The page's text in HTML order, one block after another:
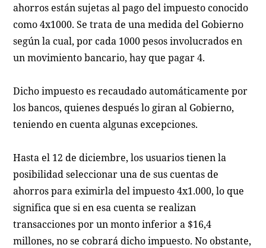
ahorros están sujetas al pago del impuesto conocido
como 4x1000. Se trata de una medida del Gobierno
según la cual, por cada 1000 pesos involucrados en
un movimiento bancario, hay que pagar 4.
Dicho impuesto es recaudado automáticamente por
los bancos, quienes después lo giran al Gobierno,
teniendo en cuenta algunas excepciones.
Hasta el 12 de diciembre, los usuarios tienen la
posibilidad seleccionar una de sus cuentas de
ahorros para eximirla del impuesto 4x1.000, lo que
significa que si en esa cuenta se realizan
transacciones por un monto inferior a $16,4
millones, no se cobrará dicho impuesto. No obstante,